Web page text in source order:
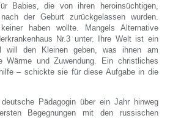
Babies, die von ihren heroinsüchtigen,
der Geburt zurückgelassen wurden.
haben wollte. Mangels Alternative
Nr.3 unter. Ihre Welt ist ein
will den Kleinen geben, was ihnen am
Wärme und Zuwendung. Ein christliches
– schickte sie für diese Aufgabe in die
Pädagogin über ein Jahr hinweg
Begegnungen mit den russischen